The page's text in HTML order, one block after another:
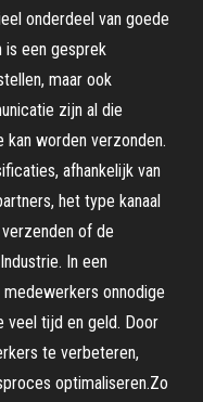
onderdeel van goede
is een gesprek
maar ook
zijn al die
kan worden verzonden.
afhankelijk van
het type kanaal
of de
In een
medewerkers onnodige
veel tijd en geld. Door
te verbeteren,
optimaliseren.Zo